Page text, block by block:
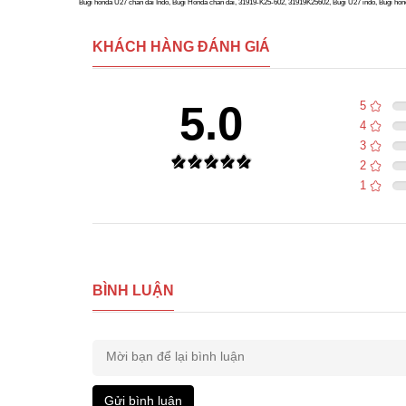
Bugi honda U27 chân dài Indo, Bugi Honda chân dài, 31919-K25-602, 31919K25602, Bugi U27 indo, Bugi
KHÁCH HÀNG ĐÁNH GIÁ
5.0 5
4
3
2
1
BÌNH LUẬN
Gửi bình luận